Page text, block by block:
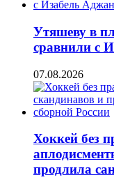
Утяшеву в
сравнили с
07.08.2026
Хоккей без
продлила